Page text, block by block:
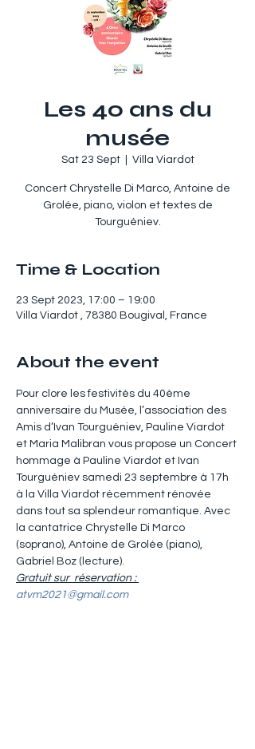
Les 40 ans du
musée
Sat 23 Sept
  |
Villa Viardot
Concert Chrystelle Di Marco, Antoine de
Grolée, piano, violon et textes de
Tourguéniev.
Time & Location
23 Sept 2023, 17:00 – 19:00
Villa Viardot , 78380 Bougival, France
About the event
Pour clore les festivités du 40ème
anniversaire du Musée, l’association des
Amis d’Ivan Tourguéniev, Pauline Viardot
et Maria Malibran vous propose un Concert
hommage à Pauline Viardot et Ivan
Tourguéniev samedi 23 septembre à 17h
à la Villa Viardot récemment rénovée
dans tout sa splendeur romantique. Avec
la cantatrice Chrystelle Di Marco
(soprano), Antoine de Grolée (piano),
Gabriel Boz (lecture).
Gratuit sur  réservation :
atvm2021@gmail.com